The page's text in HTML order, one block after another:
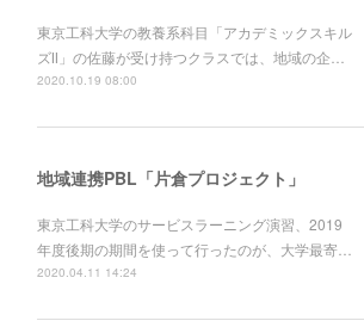
東京工科大学の教養系科目「アカデミックスキル
ズⅡ」の佐藤が受け持つクラスでは、地域の企…
2020.10.19 08:00
地域連携PBL「片倉プロジェクト」
東京工科大学のサービスラーニング演習、2019
年度後期の期間を使って行ったのが、大学最寄…
2020.04.11 14:24